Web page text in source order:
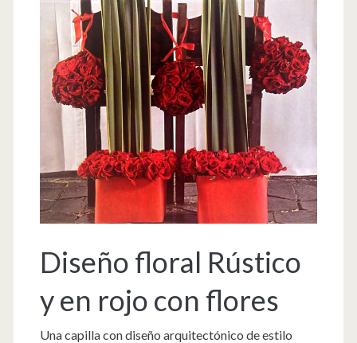
Diseño floral Rústico
y en rojo con flores
Una capilla con diseño arquitectónico de estilo